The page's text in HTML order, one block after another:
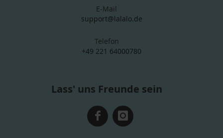
E-Mail
support@lalalo.de
Telefon
+49 221 64000780
Lass' uns Freunde sein